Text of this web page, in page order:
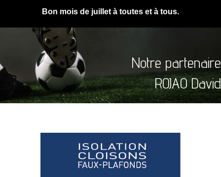
Bon mois de juillet à toutes et à tous.
Notre partenaire
ROJAO David